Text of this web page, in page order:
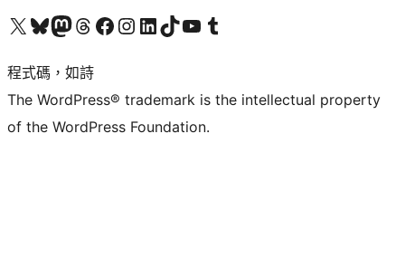
查看我們的 X (之前的 Twitter) 帳號造訪我們的 Bluesky 帳號造訪我們的 Mastodon 帳號造訪我們的 Threads 帳號 造訪我們的 Facebook 粉絲專頁Visit our Instagram account
Visit our LinkedIn account
造訪我們的 TikTok 帳號Visit our YouTube channel
造訪我們的 Tumblr 帳號
程式碼，如詩
The WordPress® trademark is the intellectual property
of the WordPress Foundation.